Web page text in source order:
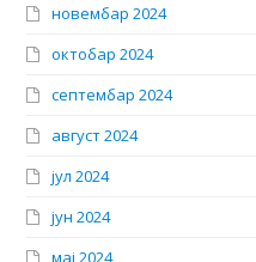
новембар 2024
октобар 2024
септембар 2024
август 2024
јул 2024
јун 2024
мај 2024